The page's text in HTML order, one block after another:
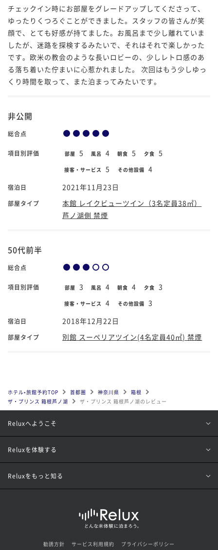
チェックイン時にお部屋をグレードアップしてくださって、
ゆったりくつろぐことができました。スタッフの皆さんが笑
顔で、とても好感が持てました。お風呂まで少し離れていま
したが、迷路を探検するみたいで、それはそれで楽しかった
です。欧米の教会のような長いロビーの、少しレトロ感のあ
る落ち着いた佇まいに心惹かれました。 次回はもう少しゆっ
くり時間を取って、また泊まってみたいです。
非公開
総合点
項目別評価 部屋 5 風呂 4 朝食 5 夕食 5
接客・サービス 5 その他設備 4
宿泊日 2021年11月23日
部屋タイプ
本館 レイクビューツイン（3名定員38㎡）
芦ノ湖側 禁煙
50代前半
総合点
項目別評価 部屋 3 風呂 4 朝食 4 夕食 3
接客・サービス 4 その他設備 3
宿泊日 2018年12月22日
部屋タイプ 別館 スーペリアツイン(4名定員40㎡) 禁煙
ホテル•旅館予約TOP 首都圏 神奈川県
箱根
ザ・プリンス 箱根芦ノ湖
ザ・プリンス 箱根芦ノ湖のレビュー
Reluxへようこそ
Reluxを体験する
Reluxをもっと知る
勧誘方針 サービス利用規約 プライバシーポリシー